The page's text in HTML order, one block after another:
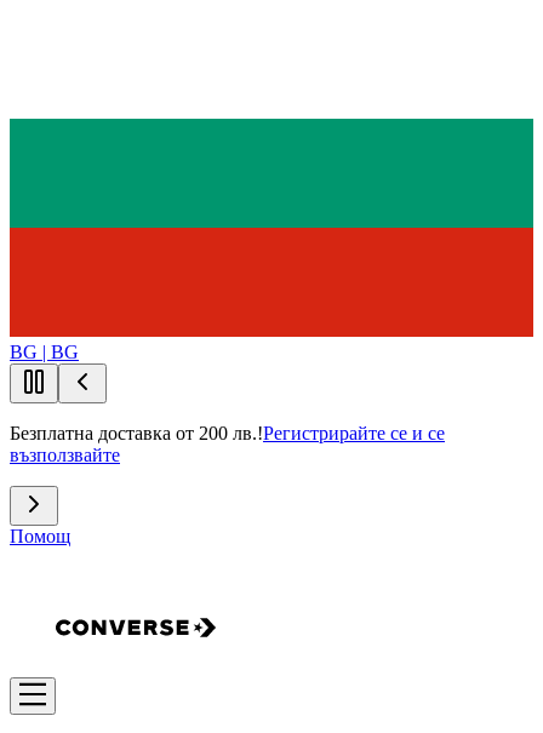
BG | BG
Безплатна доставка от 200 лв.!Регистрирайте се и се
възползвайте
Помощ